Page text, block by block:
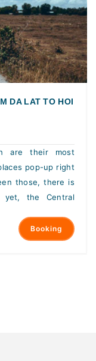
DA LAT TO HOI
are their most
pop-up right
those, there is
the Central
Booking